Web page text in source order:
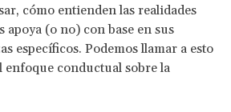
cómo entienden las realidades
apoya (o no) con base en sus
específicos. Podemos llamar a esto
enfoque conductual sobre la